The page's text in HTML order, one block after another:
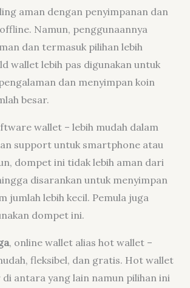
aman dengan penyimpanan dan
offline. Namun, penggunaannya
dan termasuk pilihan lebih
walletlebih pas digunakan untuk
dan menyimpan koin
besar.
wallet– lebih mudah dalam
supportuntuk smartphoneatau
dompet ini tidak lebih aman dari
disarankan untuk menyimpan
jumlah lebih kecil. Pemula juga
dompet ini.
, online walletalias hot wallet–
fleksibel, dan gratis. Hot wallet
antara yang lain namun pilihan ini